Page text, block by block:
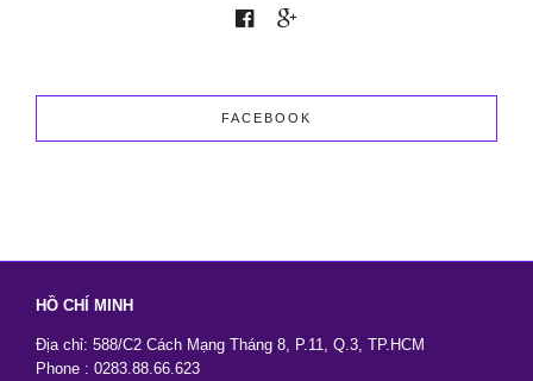
Sang
FACEBOOK
HỒ CHÍ MINH
Địa chỉ: 588/C2 Cách Mạng Tháng 8, P.11, Q.3, TP.HCM
Phone : 0283.88.66.623